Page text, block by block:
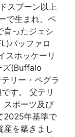
スプーン以上
で生まれ、ペ
育ったジェシ
バッファロ
スホッケーリ
ズ(Buffalo
リー・ペグラ
す。 父テリ
スポーツ及び
2025年基準で
産を築きまし